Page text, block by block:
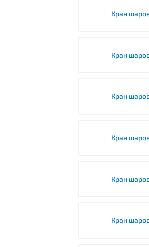
Кран
Кран
Кран
Кран
Кран
Кран